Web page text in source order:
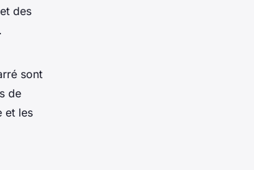
des
sont
de
et les